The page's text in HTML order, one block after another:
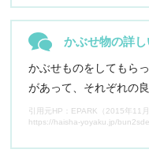
かぶせ物の詳
かぶせものをしてもら
があって、それぞれの
引用元HP：EPARK（2015年11月
https://haisha-yoyaku.jp/